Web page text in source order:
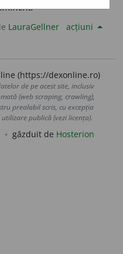
LauraGellner acțiuni
(https://dexonline.ro)
de pe acest site, inclusiv
(web scraping, crawling),
prealabil scris, cu excepția
publică (vezi licența).
găzduit de Hosterion